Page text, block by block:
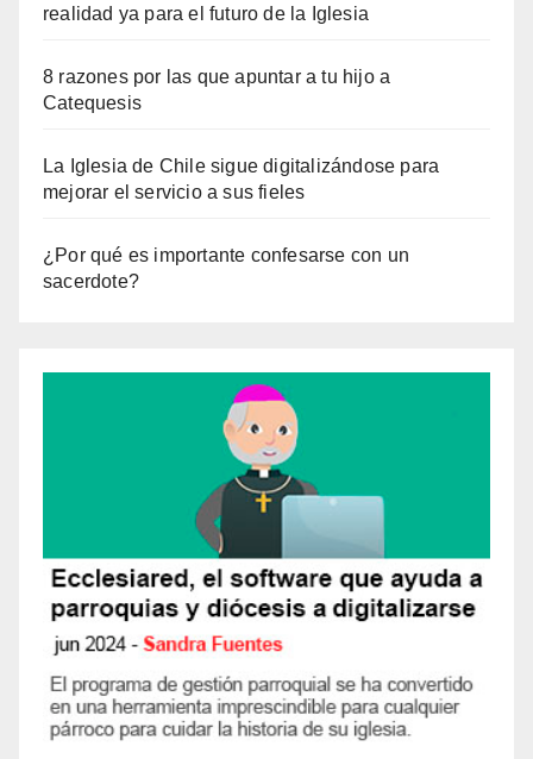
realidad ya para el futuro de la Iglesia
8 razones por las que apuntar a tu hijo a
Catequesis
La Iglesia de Chile sigue digitalizándose para
mejorar el servicio a sus fieles
¿Por qué es importante confesarse con un
sacerdote?